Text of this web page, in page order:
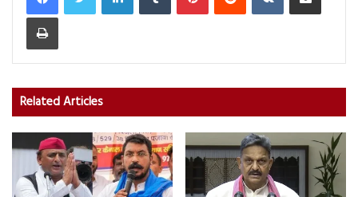
Print
Related Articles